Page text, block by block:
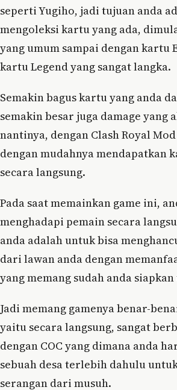
seperti Yugiho, jadi tujuan anda
mengoleksi kartu yang ada,
yang umum sampai dengan kartu
kartu Legend yang sangat langka.
Semakin bagus kartu yang anda
semakin besar juga damage yang
nantinya, dengan Clash Royal
dengan mudahnya mendapatkan
secara langsung.
Pada saat memainkan game ini,
menghadapi pemain secara
anda adalah untuk bisa
dari lawan anda dengan
yang memang sudah anda
Jadi memang gamenya benar-
yaitu secara langsung, sangat
dengan COC yang dimana anda
sebuah desa terlebih dahulu
serangan dari musuh.